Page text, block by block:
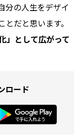
分の人生をデザイ
だと思います。
」として広がって
ロード